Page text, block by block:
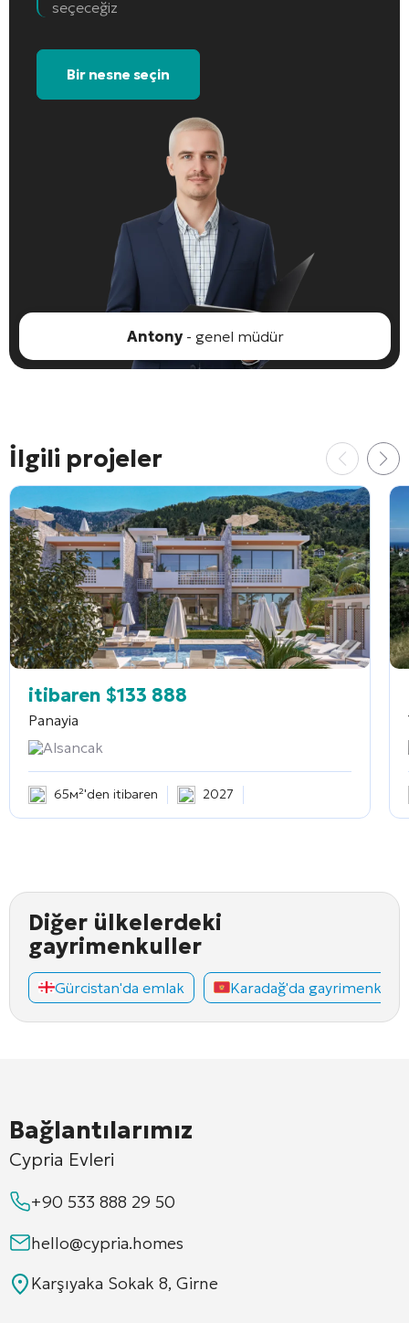
seçeceğiz
Bir nesne seçin
Antony- genel müdür
İlgili projeler
itibaren $133 888
Panayia
Alsancak
65м²'den itibaren 2027
Diğer ülkelerdeki
gayrimenkuller
Gürcistan'da emlak Karadağ'da gayrimenkul
Bağlantılarımız
Cypria Evleri
+90 533 888 29 50
hello@cypria.homes
Karşıyaka Sokak 8, Girne